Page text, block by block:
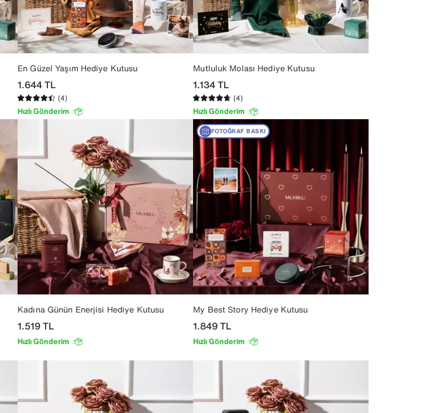
En Güzel Yaşım Hediye Kutusu
1.644TL
(4)
Hızlı Gönderim
Mutluluk Molası Hediye Kutusu
1.134TL
(4)
Hızlı Gönderim
Kadına Günün Enerjisi Hediye Kutusu
1.519TL
Hızlı Gönderim
My Best Story Hediye Kutusu
1.849TL
Hızlı Gönderim
FOTOĞRAF BASKI